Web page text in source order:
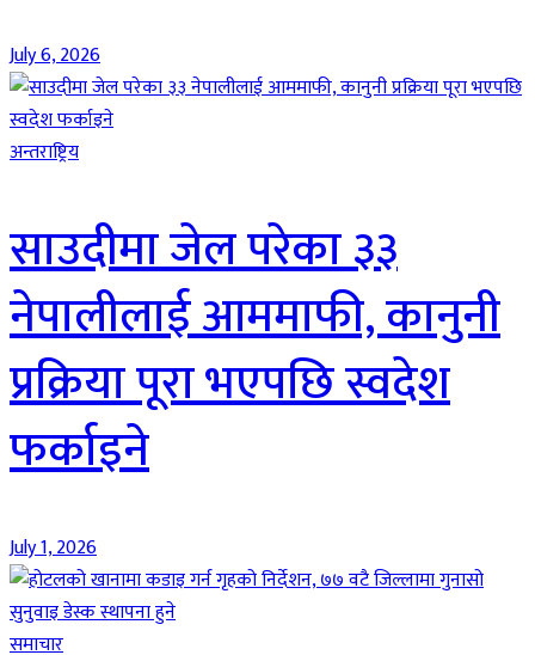
July 6, 2026
अन्तराष्ट्रिय
साउदीमा जेल परेका ३३
नेपालीलाई आममाफी, कानुनी
प्रक्रिया पूरा भएपछि स्वदेश
फर्काइने
July 1, 2026
समाचार